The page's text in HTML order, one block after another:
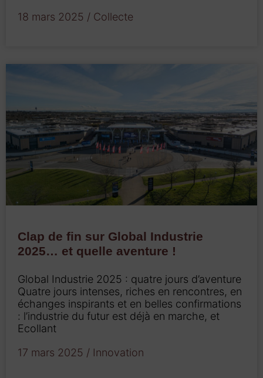
18 mars 2025 / Collecte
Clap de fin sur Global Industrie
2025… et quelle aventure !
Global Industrie 2025 : quatre jours d’aventure
Quatre jours intenses, riches en rencontres, en
échanges inspirants et en belles confirmations
: l’industrie du futur est déjà en marche, et
Ecollant
17 mars 2025 / Innovation